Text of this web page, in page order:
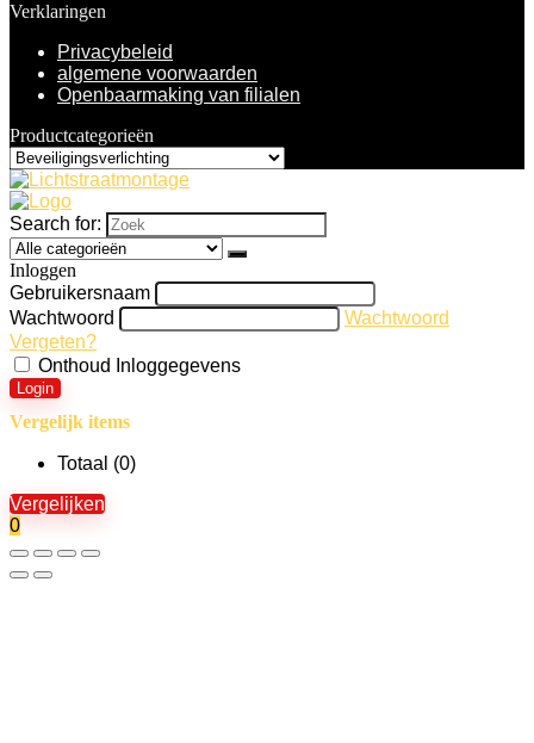
Verklaringen
Privacybeleid
algemene voorwaarden
Openbaarmaking van filialen
Productcategorieën
Search for:
Inloggen
Gebruikersnaam
Wachtwoord
Wachtwoord
Vergeten?
Onthoud Inloggegevens
Login
Vergelijk items
Totaal (0)
Vergelijken
0